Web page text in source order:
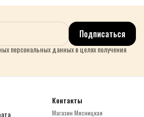
Подписаться
персональных данных в целях получения
Контакты
Магазин Мясницкая